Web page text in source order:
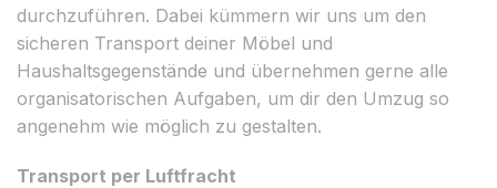
durchzuführen. Dabei kümmern wir uns um den
sicheren Transport deiner Möbel und
Haushaltsgegenstände und übernehmen gerne alle
organisatorischen Aufgaben, um dir den Umzug so
angenehm wie möglich zu gestalten.
Transport per Luftfracht